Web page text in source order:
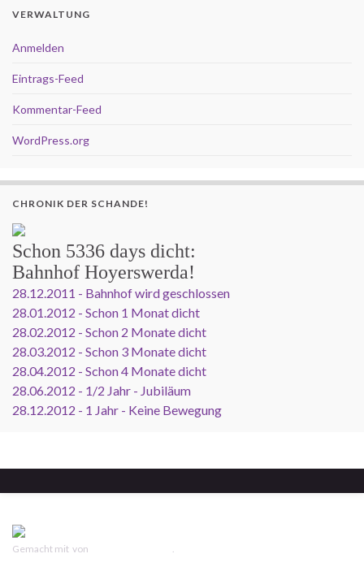
VERWALTUNG
Anmelden
Eintrags-Feed
Kommentar-Feed
WordPress.org
CHRONIK DER SCHANDE!
Schon 5336 days dicht:
Bahnhof Hoyerswerda!
28.12.2011 - Bahnhof wird geschlossen
28.01.2012 - Schon 1 Monat dicht
28.02.2012 - Schon 2 Monate dicht
28.03.2012 - Schon 3 Monate dicht
28.04.2012 - Schon 4 Monate dicht
28.06.2012 - 1/2 Jahr - Jubiläum
28.12.2012 - 1 Jahr - Keine Bewegung
Gemacht mit von .